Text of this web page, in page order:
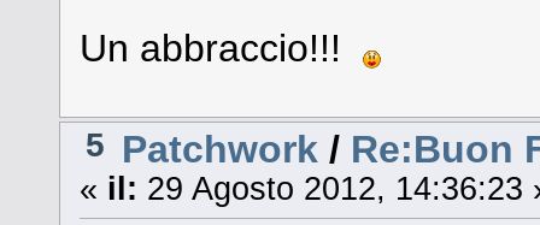
Un abbraccio!!!
5 Patchwork / Re:Buon
« il: 29 Agosto 2012, 14:36:23